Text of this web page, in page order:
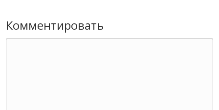
Комментировать